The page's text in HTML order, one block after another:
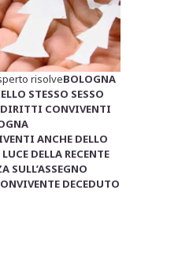
risolveBOLOGNA
STESSO SESSO
DIRITTI CONVIVENTI
ANCHE DELLO
DELLA RECENTE
SULL’ASSEGNO
DECEDUTO